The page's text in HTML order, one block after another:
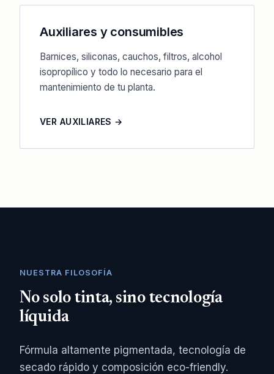
Auxiliares y consumibles
Barnices, siliconas, cauchos, filtros, alcohol
isopropílico y todo lo necesario para el
mantenimiento de tu planta.
VER AUXILIARES →
NUESTRA FILOSOFÍA
No solo tinta, sino tecnología
líquida
Fórmula altamente pigmentada, tecnología de
secado rápido y composición eco-friendly.